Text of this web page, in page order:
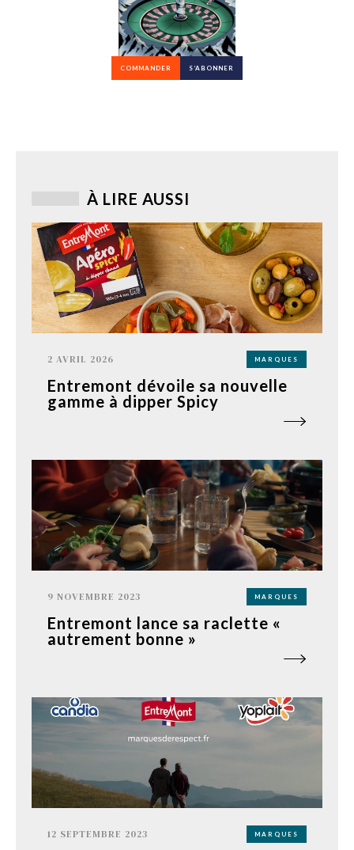
COMMANDER S’ABONNER
À LIRE AUSSI
2 AVRIL 2026 MARQUES
Entremont dévoile sa nouvelle
gamme à dipper Spicy
9 NOVEMBRE 2023 MARQUES
Entremont lance sa raclette «
autrement bonne »
12 SEPTEMBRE 2023 MARQUES